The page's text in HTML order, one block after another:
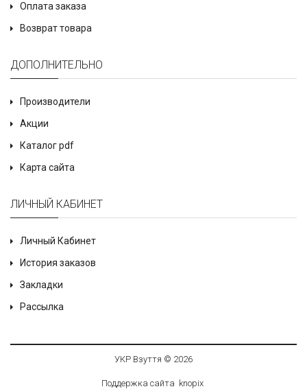
Оплата заказа
Возврат товара
ДОПОЛНИТЕЛЬНО
Производители
Акции
Каталог pdf
Карта сайта
ЛИЧНЫЙ КАБИНЕТ
Личный Кабинет
История заказов
Закладки
Рассылка
УКР Взуття © 2026
Поддержка сайта knopix